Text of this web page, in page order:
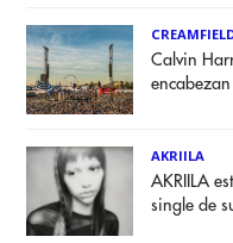
Calvin
AKRIILA
AKRIILA
single de